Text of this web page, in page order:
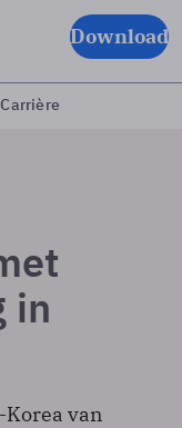
Download
Carrière
in
van